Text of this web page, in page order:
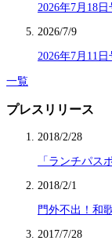
2026年7月18日
2026/7/9
2026年7月11日
一覧
プレスリリース
2018/2/28
「ランチパス
2018/2/1
門外不出！和
2017/7/28